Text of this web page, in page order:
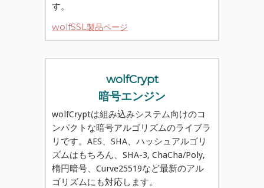
す。
wolfSSL製品ページ
wolfCrypt
暗号エンジン
wolfCryptは組み込みシステム向けのコ
ンパクトな暗号アルゴリズムのライブラ
リです。AES、SHA、ハッシュアルゴリ
ズムはもちろん、SHA-3, ChaCha/Poly,
楕円暗号、Curve25519など最新のアル
ゴリズムにも対応します。